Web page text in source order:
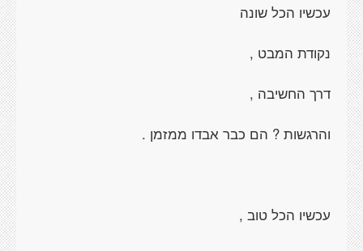
עכשיו הכל שונה
נקודת המבט ,
דרך החשיבה ,
והרגשות ? הם כבר אבדו ממזמן .
עכשיו הכל טוב ,